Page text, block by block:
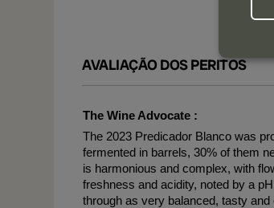
AVALIAÇÃO DOS PERITOS
The Wine Advocate :
The 2023 Predicador Blanco was
fermented in barrels, 30% of them
is harmonious and complex, with
freshness and acidity, noted by a
through as very balanced, tasty